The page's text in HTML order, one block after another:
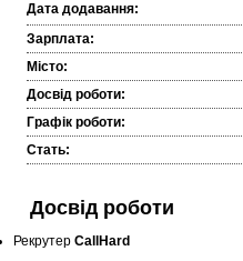
Дата додавання:
Зарплата:
Місто:
Досвід роботи:
Графік роботи:
Стать:
Досвід роботи
Рекрутер CallHard